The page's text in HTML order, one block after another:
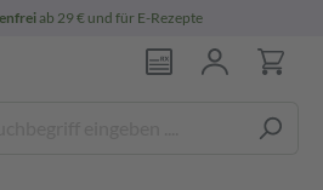
ab 29 € und für E-Rezepte